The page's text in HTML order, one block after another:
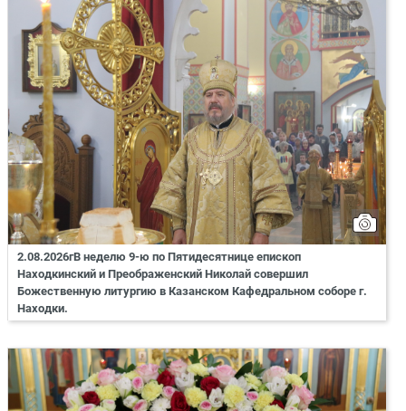
2.08.2026гВ неделю 9-ю по Пятидесятнице епископ
Находкинский и Преображенский Николай совершил
Божественную литургию в Казанском Кафедральном соборе г.
Находки.